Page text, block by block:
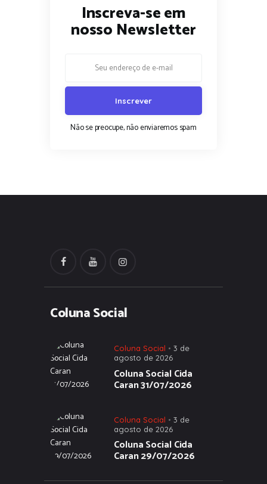
Inscreva-se em
nosso Newsletter
Não se preocupe, não enviaremos spam
Coluna Social
Coluna Social
3 de
agosto de 2026
Coluna Social Cida
Caran 31/07/2026
Coluna Social
3 de
agosto de 2026
Coluna Social Cida
Caran 29/07/2026